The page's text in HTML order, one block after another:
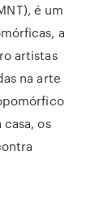
é um
a
artistas
na arte
os